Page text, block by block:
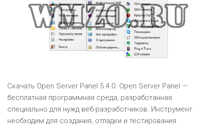
Скачать Open Server Panel 5.4.0. Open Server Panel —
бесплатная программная среда, разработанная
специально для нужд веб-разработчиков. Инструмент
необходим для создания, отладки и тестирования